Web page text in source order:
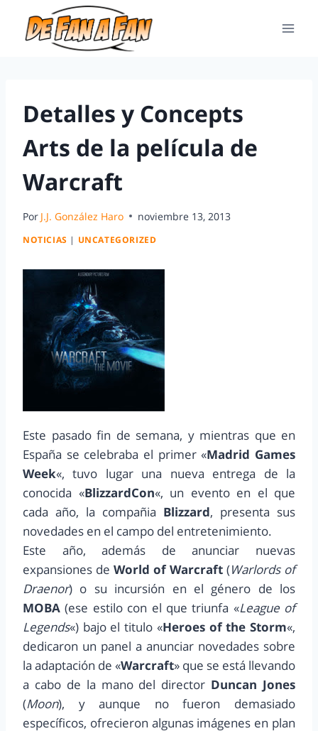
Detalles y Concepts
Arts de la película de
Warcraft
Por J.J. González Haro noviembre 13, 2013
NOTICIAS | UNCATEGORIZED
Este pasado fin de semana, y mientras que en
España se celebraba el primer «Madrid Games
Week«,tuvo lugar una nueva entrega de la
conocida «BlizzardCon«, un evento en el que
cada año, la compañia Blizzard, presenta sus
novedades en el campo del entretenimiento.
Este año, además de anunciar nuevas
expansiones de World of Warcraft (Warlords of
Draenor) o su incursión en el género de los
MOBA (ese estilo con el que triunfa «League of
Legends«) bajo el titulo «Heroes of the Storm«,
dedicaron un panel a anunciar novedades sobre
la adaptación de «Warcraft» que se está llevando
a cabo de la mano del director Duncan Jones
(Moon), y aunque no fueron demasiado
específicos, ofrecieron algunas imágenes en plan